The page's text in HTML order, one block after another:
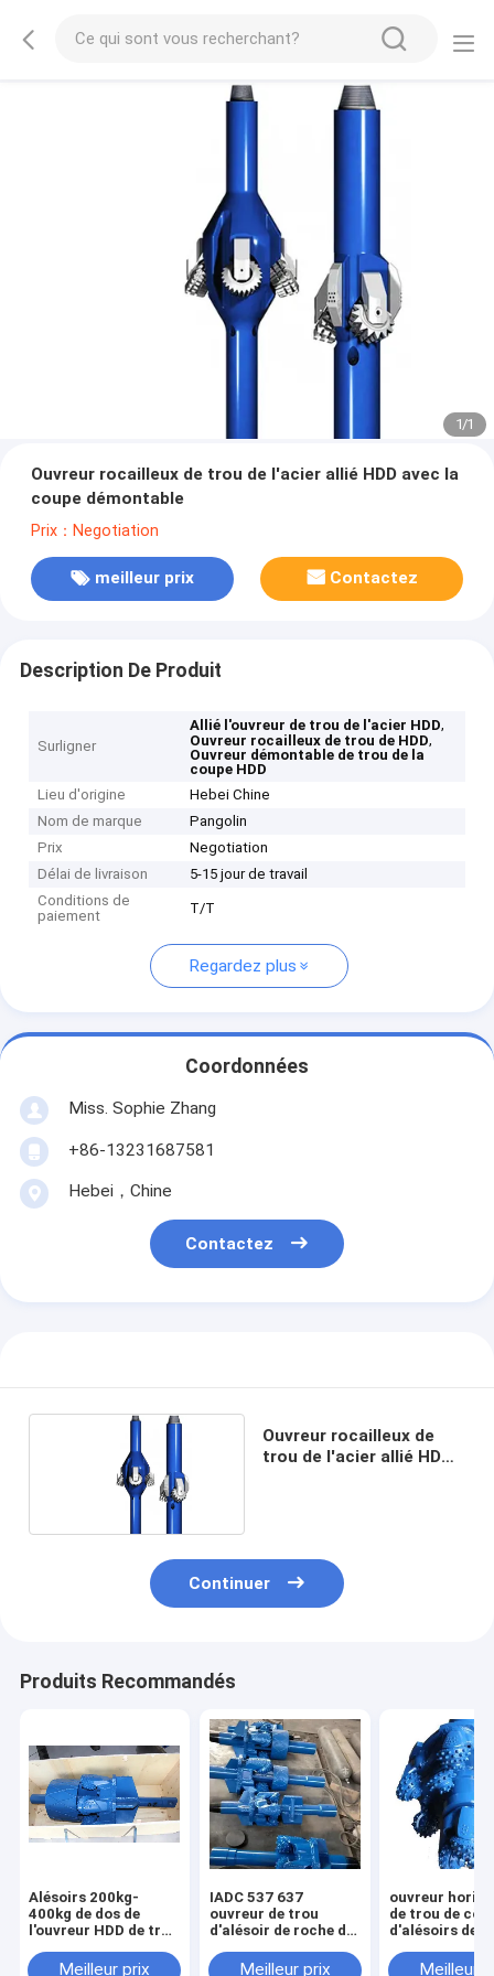
1/1
Ouvreur rocailleux de trou de l'acier allié HDD avec la
coupe démontable
Prix：Negotiation
meilleur prix Contactez
Description De Produit
Surligner
Allié l'ouvreur de trou de l'acier HDD,
Ouvreur rocailleux de trou de HDD,
Ouvreur démontable de trou de la
coupe HDD
Lieu d'origine
Hebei Chine
Nom de marque
Pangolin
Prix
Negotiation
Délai de livraison
5-15 jour de travail
Conditions de
paiement
T/T
Regardez plus
Coordonnées
Miss. Sophie Zhang
+86-13231687581
Hebei，Chine
Contactez
Ouvreur rocailleux de
trou de l'acier allié HDD
Continuer
Produits Recommandés
Alésoirs 200kg-
400kg de dos de
l'ouvreur HDD de trou
résistance à l'usure
Meilleur prix
IADC 537 637
ouvreur de trou
d'alésoir de roche du
10inches-70inches
Meilleur prix
ouvreur
de trou de
d'alésoirs de
pour le puits
Meilleur